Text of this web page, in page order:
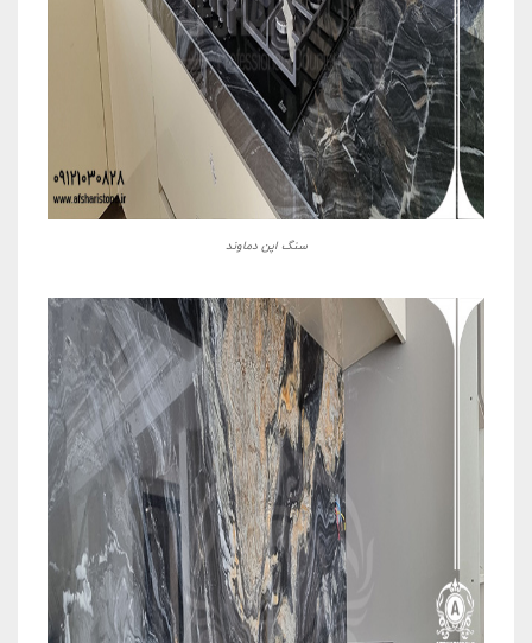
سنگ اپن دماوند